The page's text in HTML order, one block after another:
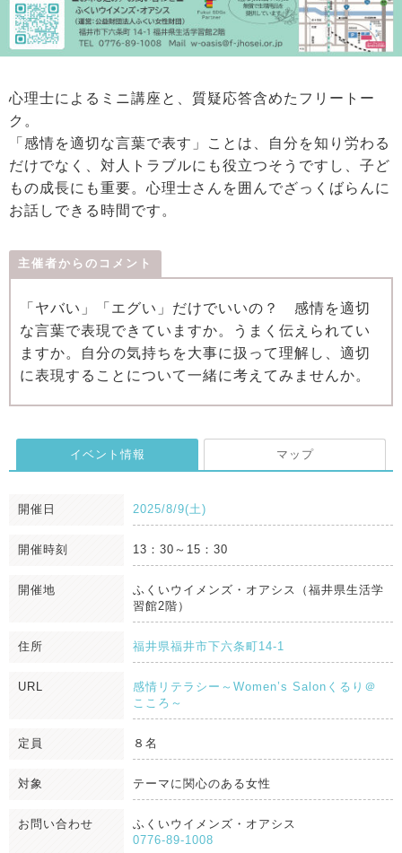
心理士によるミニ講座と、質疑応答含めたフリートー
ク。
「感情を適切な言葉で表す」ことは、自分を知り労わる
だけでなく、対人トラブルにも役立つそうですし、子ど
もの成長にも重要。心理士さんを囲んでざっくばらんに
お話しできる時間です。
主催者からのコメント
「ヤバい」「エグい」だけでいいの？ 感情を適切
な言葉で表現できていますか。うまく伝えられてい
ますか。自分の気持ちを大事に扱って理解し、適切
に表現することについて一緒に考えてみませんか。
イベント情報 マップ
開催日 2025/8/9(土)
開催時刻 13：30～15：30
開催地
ふくいウイメンズ・オアシス（福井県生活学
習館2階）
住所 福井県福井市下六条町14-1
URL
感情リテラシー～Women’s Salonくるり＠
こころ～
定員 ８名
対象 テーマに関心のある女性
お問い合わせ
ふくいウイメンズ・オアシス
0776-89-1008